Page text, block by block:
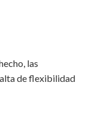
las
de flexibilidad